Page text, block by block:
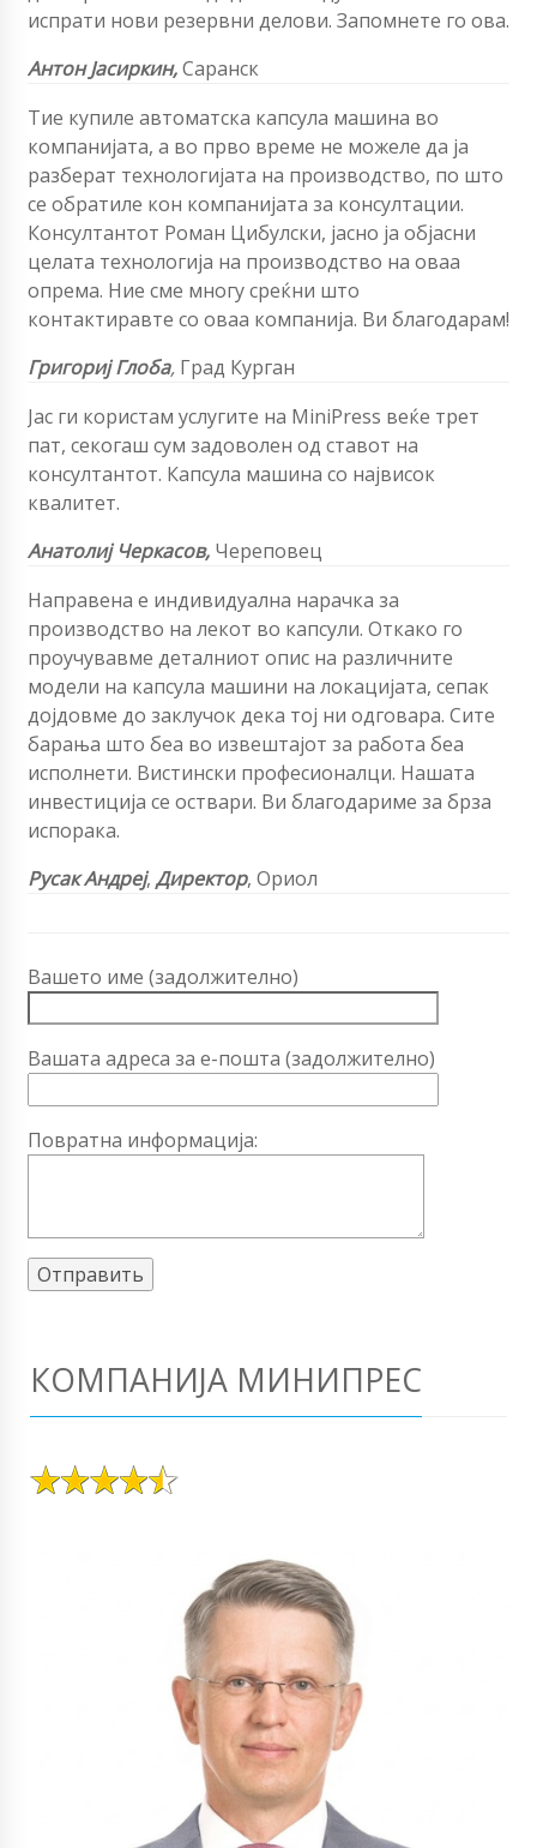
испрати нови резервни делови. Запомнете го ова.
Антон Јасиркин,Саранск
Тие купиле автоматска капсула машина во
компанијата, а во прво време не можеле да ја
разберат технологијата на производство, по што
се обратиле кон компанијата за консултации.
Консултантот Роман Цибулски, јасно ја објасни
целата технологија на производство на оваа
опрема. Ние сме многу среќни што
контактиравте со оваа компанија. Ви благодарам!
Григориј Глоба, Град Курган
Јас ги користам услугите на MiniPress веќе трет
пат, секогаш сум задоволен од ставот на
консултантот. Капсула машина со највисок
квалитет.
Анатолиј Черкасов, Череповец
Направена е индивидуална нарачка за
производство на лекот во капсули. Откако го
проучувавме деталниот опис на различните
модели на капсула машини на локацијата, сепак
дојдовме до заклучок дека тој ни одговара. Сите
барања што беа во извештајот за работа беа
исполнети. Вистински професионалци. Нашата
инвестиција се оствари. Ви благодариме за брза
испорака.
Русак Андреј, Директор, Ориол
Вашето име (задолжително)
Вашата адреса за е-пошта (задолжително)
Повратна информација:
КОМПАНИЈА МИНИПРЕС